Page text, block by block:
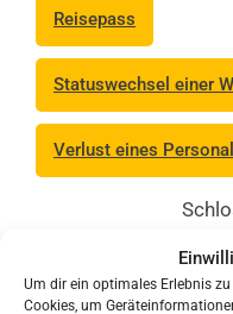
Um dir ein optimales Erlebnis
Cookies, um
Reisepass
Statuswechsel einer
Verlust eines
Tel. 03
E-Mail: